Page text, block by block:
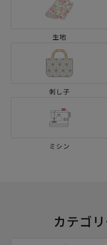
生地
刺し子
ミシン
カテゴ